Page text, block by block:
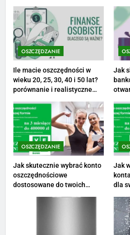
budżet
8
Netflix
opinie i
PRACA
1
Ile zarabia
aktualne
striptizera
ZAROBKI
2
Ile zarabia
poznaj
stanowisku
ZAROBKI
Ile zarabia
OSZCZĘDZANIE
Ile macie oszczędności w
wieku 20, 25, 30, 40 i 50 lat?
porównanie i realistyczne
Jak
OSZCZĘDZANIE
Jak skutecznie wybrać konto
oszczędnościowe
dostosowane do twoich
Jak
dla